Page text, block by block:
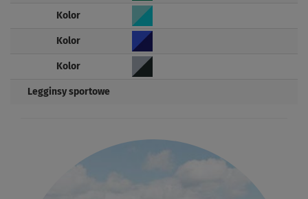
Kolor
Kolor
Kolor
Legginsy sportowe